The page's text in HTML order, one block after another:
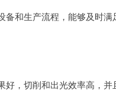
备和生产流程，能够及时满
好，切削和出光效率高，并